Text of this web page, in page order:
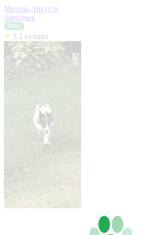
Метель Августа
Заводчик
5 2 отзыва